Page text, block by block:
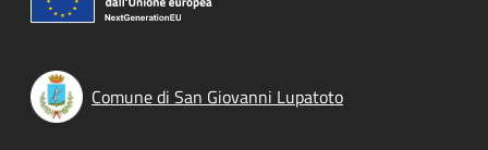
Comune di San Giovanni Lupatoto